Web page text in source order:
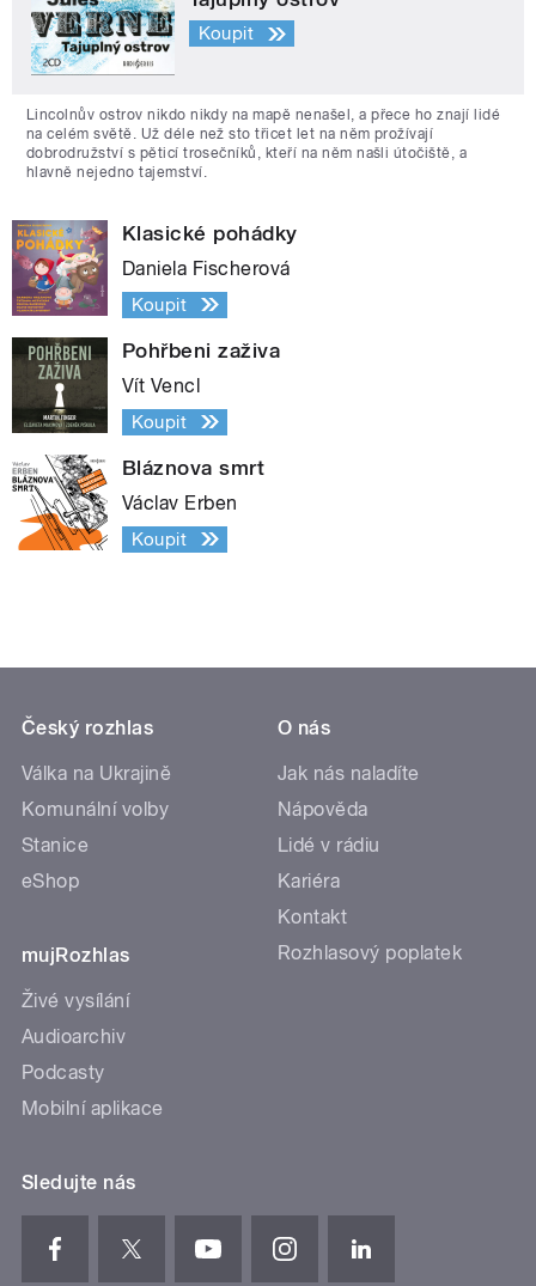
Koupit
Lincolnův ostrov nikdo nikdy na mapě nenašel, a přece ho znají lidé
na celém světě. Už déle než sto třicet let na něm prožívají
dobrodružství s pěticí trosečníků, kteří na něm našli útočiště, a
hlavně nejedno tajemství.
Klasické pohádky
Daniela Fischerová
Koupit
Pohřbeni zaživa
Vít Vencl
Koupit
Bláznova smrt
Václav Erben
Koupit
Český rozhlas
Válka na Ukrajině
Komunální volby
Stanice
eShop
mujRozhlas
Živé vysílání
Audioarchiv
Podcasty
Mobilní aplikace
O nás
Jak nás naladíte
Nápověda
Lidé v rádiu
Kariéra
Kontakt
Rozhlasový poplatek
Sledujte nás